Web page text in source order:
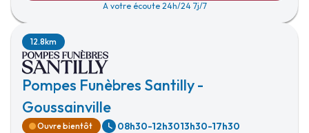
A votre écoute 24h/24 7j/7
Pompes Funèbres Santilly -
Goussainville
12.8km
Ouvre bientôt 08h30-12h3013h30-17h30